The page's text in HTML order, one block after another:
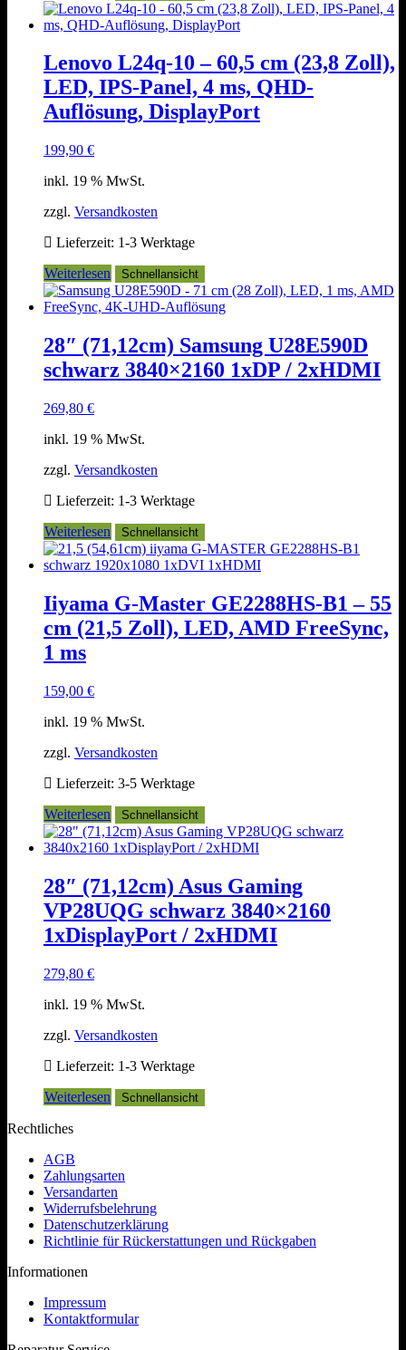
Lenovo L24q-10 – 60,5 cm (23,8 Zoll),
LED, IPS-Panel, 4 ms, QHD-
Auflösung, DisplayPort
199,90 €
inkl. 19 % MwSt.
zzgl. Versandkosten
Lieferzeit: 1-3 Werktage
Weiterlesen
Schnellansicht
28″ (71,12cm) Samsung U28E590D
schwarz 3840×2160 1xDP / 2xHDMI
269,80 €
inkl. 19 % MwSt.
zzgl. Versandkosten
Lieferzeit: 1-3 Werktage
Weiterlesen
Schnellansicht
Iiyama G-Master GE2288HS-B1 – 55
cm (21,5 Zoll), LED, AMD FreeSync,
1 ms
159,00 €
inkl. 19 % MwSt.
zzgl. Versandkosten
Lieferzeit: 3-5 Werktage
Weiterlesen
Schnellansicht
28″ (71,12cm) Asus Gaming
VP28UQG schwarz 3840×2160
1xDisplayPort / 2xHDMI
279,80 €
inkl. 19 % MwSt.
zzgl. Versandkosten
Lieferzeit: 1-3 Werktage
Weiterlesen
Schnellansicht
Rechtliches
AGB
Zahlungsarten
Versandarten
Widerrufsbelehrung
Datenschutzerklärung
Richtlinie für Rückerstattungen und Rückgaben
Informationen
Impressum
Kontaktformular